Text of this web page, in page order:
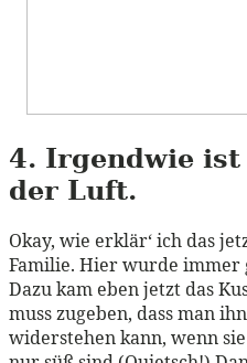
4. Irgendwie
der Luft.
Okay, wie erklär‘ ich das
Familie. Hier wurde immer
Dazu kam eben jetzt das
muss zugeben, dass man
widerstehen kann, wenn